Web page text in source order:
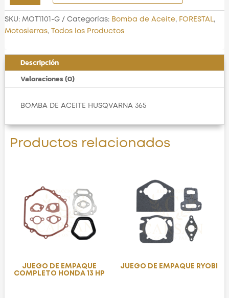
ACEITE
HUSQVARNA
365
SKU: MOT1101-G Categorías: Bomba de Aceite, FORESTAL,
Motosierras, Todos los Productos
Descripción
Valoraciones (0)
BOMBA DE ACEITE HUSQVARNA 365
Productos relacionados
JUEGO DE EMPAQUE
COMPLETO HONDA 13 HP
JUEGO DE EMPAQUE RYOBI